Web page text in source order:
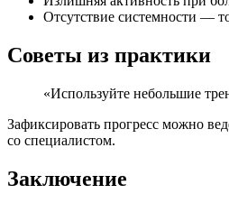
Отсутствие системности —
Советы из практики
«Используйте небольшие
Зафиксировать прогресс можно
со специалистом.
Заключение